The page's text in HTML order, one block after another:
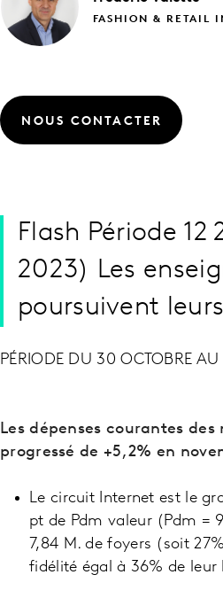
FASHION & RETAIL
NOUS CONTACTER
Flash Période
2023) Les
poursuivent
PÉRIODE DU 30 OCTOBRE
Les dépenses courantes
progressé de +5,2% en
Le circuit Internet est le
pt de Pdm valeur (Pdm =
7,84 M. de foyers (soit
fidélité égal à 36% de leur